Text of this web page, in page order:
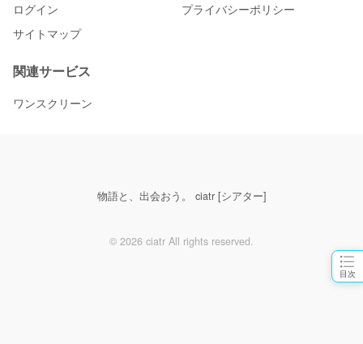
目次
ログイン
プライバシーポリシー
サイトマップ
関連サービス
ワンスクリーン
物語と、出会おう。 ciatr [シアター]
© 2026 ciatr All rights reserved.